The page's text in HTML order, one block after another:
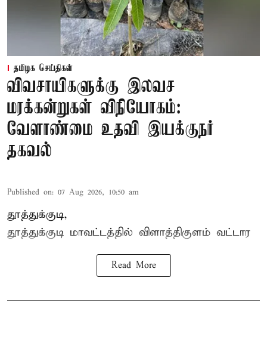
தமிழக செய்திகள்
விவசாயிகளுக்கு இலவச
மரக்கன்றுகள் விநியோகம்:
வேளாண்மை உதவி இயக்குநர்
தகவல்
Published on: 07 Aug 2026, 10:50 am
தூத்துக்குடி,
தூத்துக்குடி மாவட்டத்தில் விளாத்திகுளம் வட்டார
Read More